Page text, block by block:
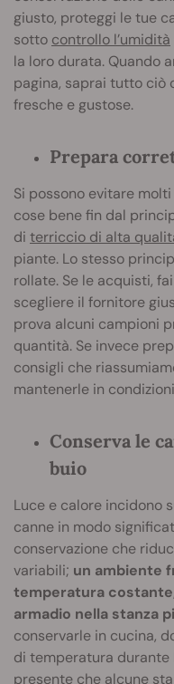
giusto, proteggi le tue
sotto controllo l’umidità
la loro durata. Quando
pagina, saprai tutto ciò
fresche e gustose.
Prepara
Si possono evitare
cose bene fin dal
di terriccio di alta
piante. Lo stesso
rollate. Se le acquisti,
scegliere il fornitore
prova alcuni campioni
quantità. Se invece
consigli che
mantenerle in
Conserva le
buio
Luce e calore incidono
canne in modo
conservazione che
variabili; un ambiente
temperatura
armadio nella stanza
conservarle in cucina,
di temperatura
presente che alcune